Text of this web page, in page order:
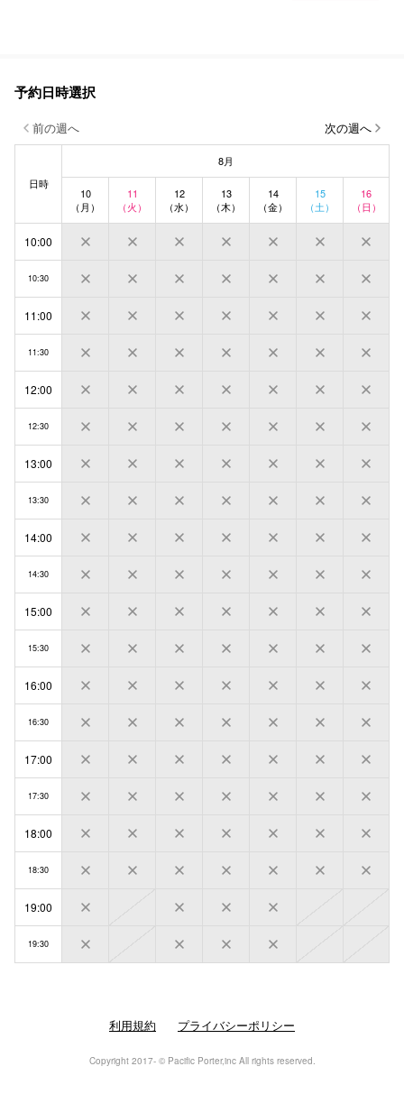
予約日時選択
前の週へ 次の週へ
日時
8月
10
（月）
11
（火）
12
（水）
13
（木）
14
（金）
15
（土）
16
（日）
10:00
10:30
11:00
11:30
12:00
12:30
13:00
13:30
14:00
14:30
15:00
15:30
16:00
16:30
17:00
17:30
18:00
18:30
19:00
19:30
利用規約 プライバシーポリシー
Copyright 2017- © Pacific Porter,inc All rights reserved.